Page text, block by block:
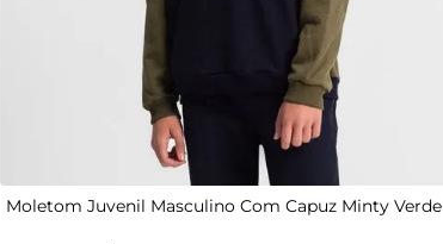
12 14 18
Moletom Juvenil Masculino Com Capuz Minty Verde